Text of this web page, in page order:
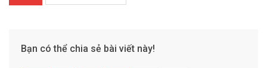
Bạn có thể chia sẻ bài viết này!